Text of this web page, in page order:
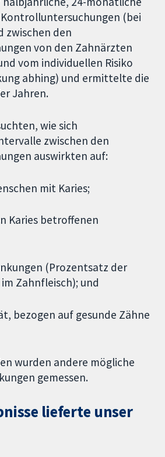
(bei
zwischen den
von den Zahnärzten
vom individuellen Risiko
abhing) und ermittelte die
Jahren.
wie sich
zwischen den
auswirkten auf:
mit Karies;
Karies betroffenen
(Prozentsatz der
Zahnfleisch); und
bezogen auf gesunde Zähne
wurden andere mögliche
gemessen.
lieferte unser